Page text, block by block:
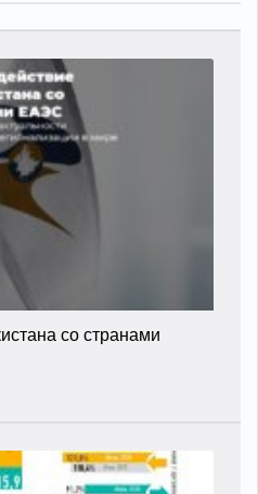
со странами